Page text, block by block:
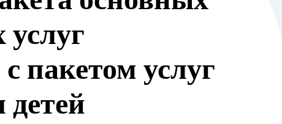
пакетом услуг